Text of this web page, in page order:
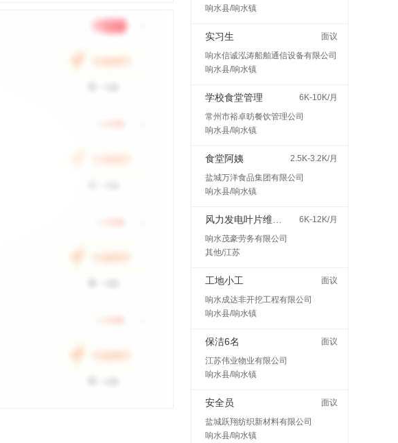
响水县/响水镇
实习生
面议
响水信诚泓涛船舶通信设备有限公司
响水县/响水镇
学校食堂管理
6K-10K/月
常州市裕卓昉餐饮管理公司
响水县/响水镇
食堂阿姨
2.5K-3.2K/月
盐城万洋食品集团有限公司
响水县/响水镇
6K-12K/月
响水茂豪劳务有限公司
其他/江苏
工地小工
面议
响水成达非开挖工程有限公司
响水县/响水镇
保洁6名
面议
江苏伟业物业有限公司
响水县/响水镇
安全员
面议
盐城跃翔纺织新材料有限公司
响水县/响水镇